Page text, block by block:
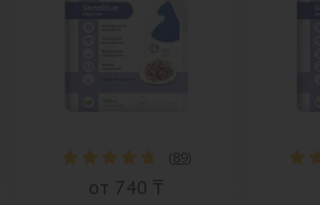
(89)
от 740 ₸